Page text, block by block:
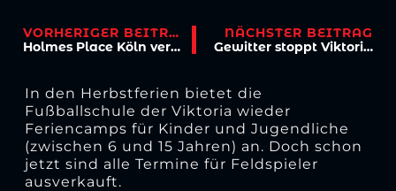
VORHERIGER BEITRAG
Holmes Place Köln verlängert Partnerschaft
NÄCHSTER BEITRAG
Gewitter stoppt Viktoria-Partie
In den Herbstferien bietet die
Fußballschule der Viktoria wieder
Feriencamps für Kinder und Jugendliche
(zwischen 6 und 15 Jahren) an. Doch schon
jetzt sind alle Termine für Feldspieler
ausverkauft.